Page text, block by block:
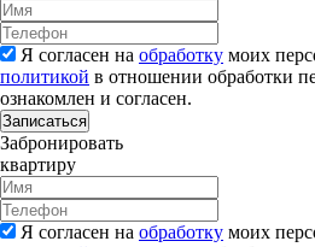
Я согласен на обработку моих
политикой в отношении обработки
ознакомлен и согласен.
Записаться
Забронировать
квартиру
Я согласен на обработку моих